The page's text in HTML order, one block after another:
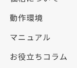
動作環境
マニュアル
お役立ちコラム